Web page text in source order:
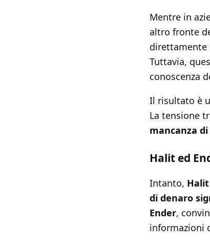
Mentre in
altro fronte
direttamente
Tuttavia,
conoscenza
Il risultato è
La tensione
mancanza
Halit ed
Intanto, Halit
di denaro
Ender,
informazioni